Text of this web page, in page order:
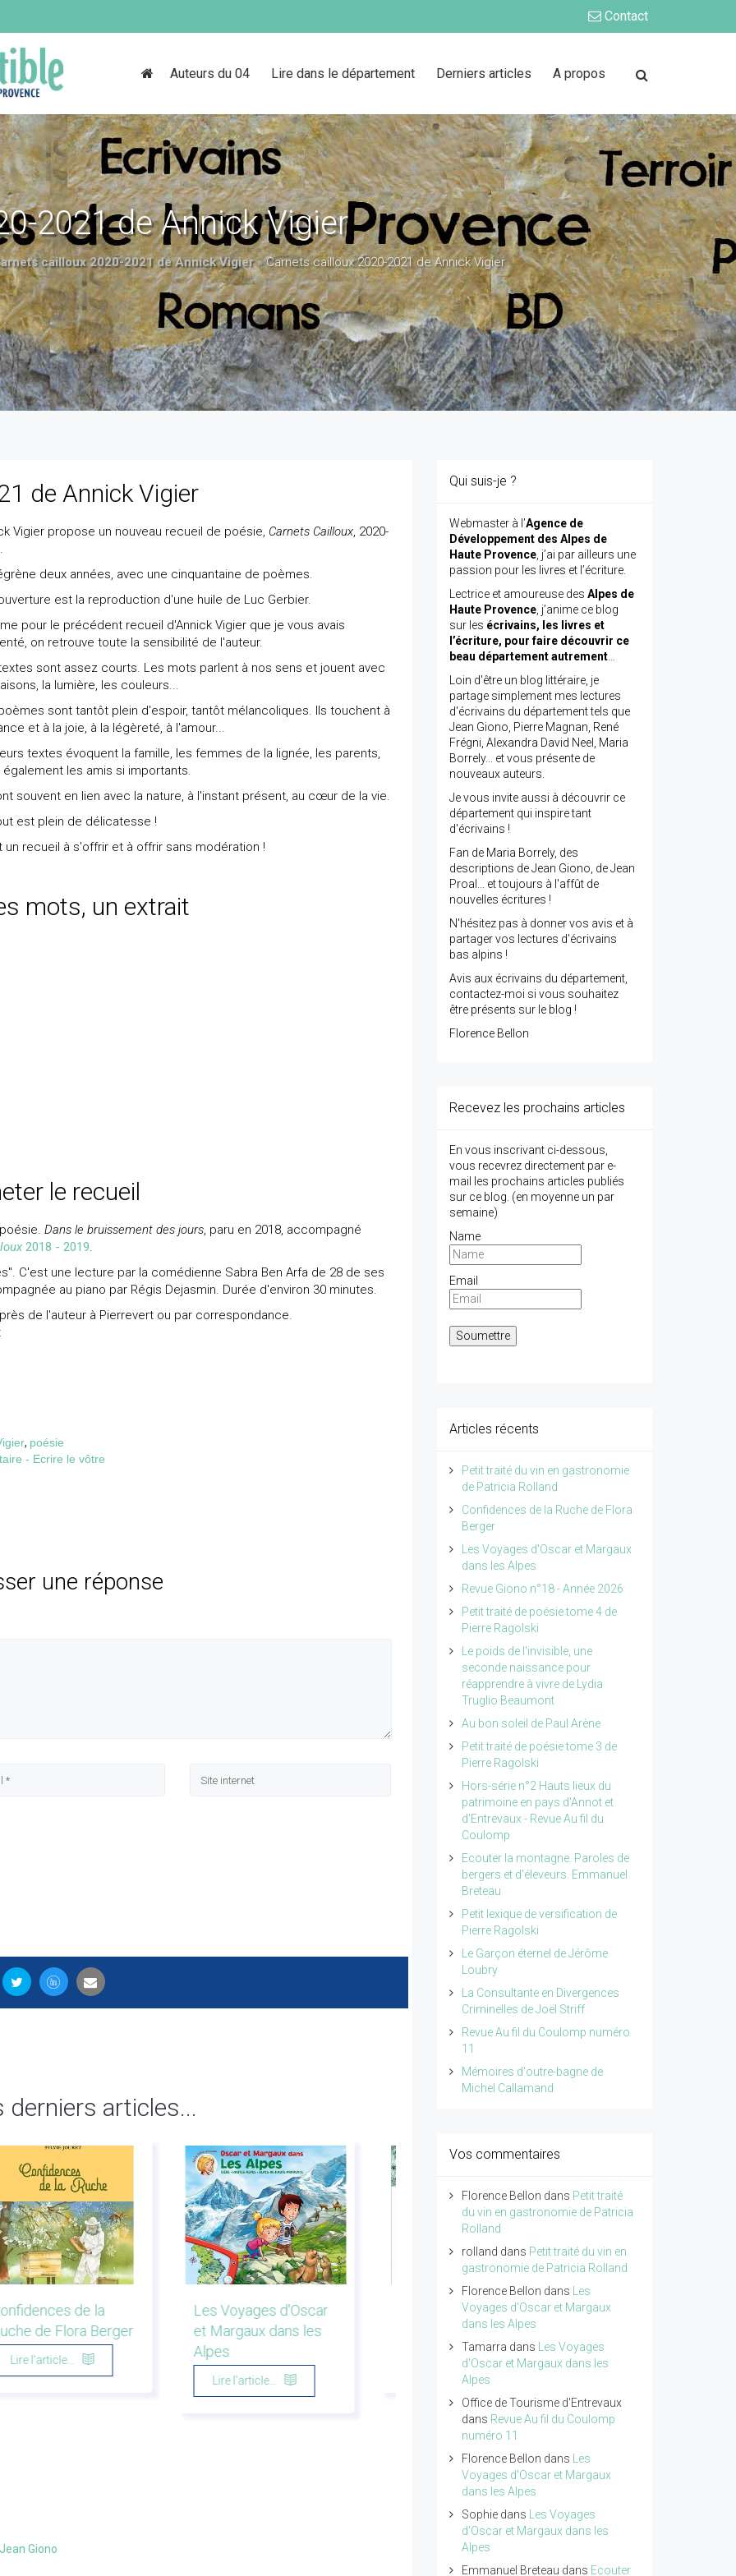
Contact
Auteurs du 04 Lire dans le département Derniers articles A propos
2021 de Annick Vigier
cailloux 2020-2021 de Annick Vigier»Carnets cailloux 2020-2021 de Annick Vigier
de Annick Vigier
Vigier propose un nouveau recueil de poésie, Carnets Cailloux, 2020-
deux années, avec une cinquantaine de poèmes.
est la reproduction d'une huile de Luc Gerbier.
pour le précédent recueil d'Annick Vigier que je vous avais
on retrouve toute la sensibilité de l'auteur.
sont assez courts. Les mots parlent à nos sens et jouent avec
la lumière, les couleurs...
sont tantôt plein d'espoir, tantôt mélancoliques. Ils touchent à
et à la joie, à la légèreté, à l'amour...
textes évoquent la famille, les femmes de la lignée, les parents,
également les amis si importants.
souvent en lien avec la nature, à l'instant présent, au cœur de la vie.
est plein de délicatesse !
un recueil à s'offrir et à offrir sans modération !
mots, un extrait
le recueil
Dans le bruissement des jours, paru en 2018, accompagné
2018 - 2019.
C'est une lecture par la comédienne Sabra Ben Arfa de 28 de ses
au piano par Régis Dejasmin. Durée d'environ 30 minutes.
de l'auteur à Pierrevert ou par correspondance.
, poésie
- Ecrire le vôtre
une réponse
derniers articles...
de la
de Flora Berger
Lire l'article...
Les Voyages d'Oscar
et Margaux dans les
Alpes
Lire l'article...
Revue Giono n°18 -
Année 2026
Lire l'article...
Petit traité de poésie
Ragolski
Giono
Qui suis-je ?
Webmaster à l’Agence de
Développement des Alpes de
Haute Provence, j’ai par ailleurs une
passion pour les livres et l’écriture.
Lectrice et amoureuse des Alpes de
Haute Provence, j’anime ce blog
sur les écrivains, les livres et
l’écriture, pour faire découvrir ce
beau département autrement…
Loin d'être un blog littéraire, je
partage simplement mes lectures
d'écrivains du département tels que
Jean Giono, Pierre Magnan, René
Frégni, Alexandra David Neel, Maria
Borrely... et vous présente de
nouveaux auteurs.
Je vous invite aussi à découvrir ce
département qui inspire tant
d'écrivains !
Fan de Maria Borrely, des
descriptions de Jean Giono, de Jean
Proal... et toujours à l'affût de
nouvelles écritures !
N'hésitez pas à donner vos avis et à
partager vos lectures d'écrivains
bas alpins !
Avis aux écrivains du département,
contactez-moi si vous souhaitez
être présents sur le blog !
Florence Bellon
Recevez les prochains articles
En vous inscrivant ci-dessous,
vous recevrez directement par e-
mail les prochains articles publiés
sur ce blog. (en moyenne un par
semaine)
Name
Email
Articles récents
Petit traité du vin en gastronomie
de Patricia Rolland
Confidences de la Ruche de Flora
Berger
Les Voyages d'Oscar et Margaux
dans les Alpes
Revue Giono n°18 - Année 2026
Petit traité de poésie tome 4 de
Pierre Ragolski
Le poids de l'invisible, une
seconde naissance pour
réapprendre à vivre de Lydia
Truglio Beaumont
Au bon soleil de Paul Arène
Petit traité de poésie tome 3 de
Pierre Ragolski
Hors-série n°2 Hauts lieux du
patrimoine en pays d'Annot et
d'Entrevaux - Revue Au fil du
Coulomp
Ecouter la montagne. Paroles de
bergers et d'éleveurs. Emmanuel
Breteau
Petit lexique de versification de
Pierre Ragolski
Le Garçon éternel de Jérôme
Loubry
La Consultante en Divergences
Criminelles de Joël Striff
Revue Au fil du Coulomp numéro
11
Mémoires d'outre-bagne de
Michel Callamand
Vos commentaires
Florence Bellon dans Petit traité
du vin en gastronomie de Patricia
Rolland
rolland dans Petit traité du vin en
gastronomie de Patricia Rolland
Florence Bellon dans
Les
Voyages d'Oscar et Margaux
dans les Alpes
Tamarra dans
Les Voyages
d'Oscar et Margaux dans les
Alpes
Office de Tourisme d'Entrevaux
dans Revue Au fil du Coulomp
numéro 11
Florence Bellon dans
Les
Voyages d'Oscar et Margaux
dans les Alpes
Sophiedans
Les Voyages
d'Oscar et Margaux dans les
Alpes
Emmanuel Breteau dans Ecouter